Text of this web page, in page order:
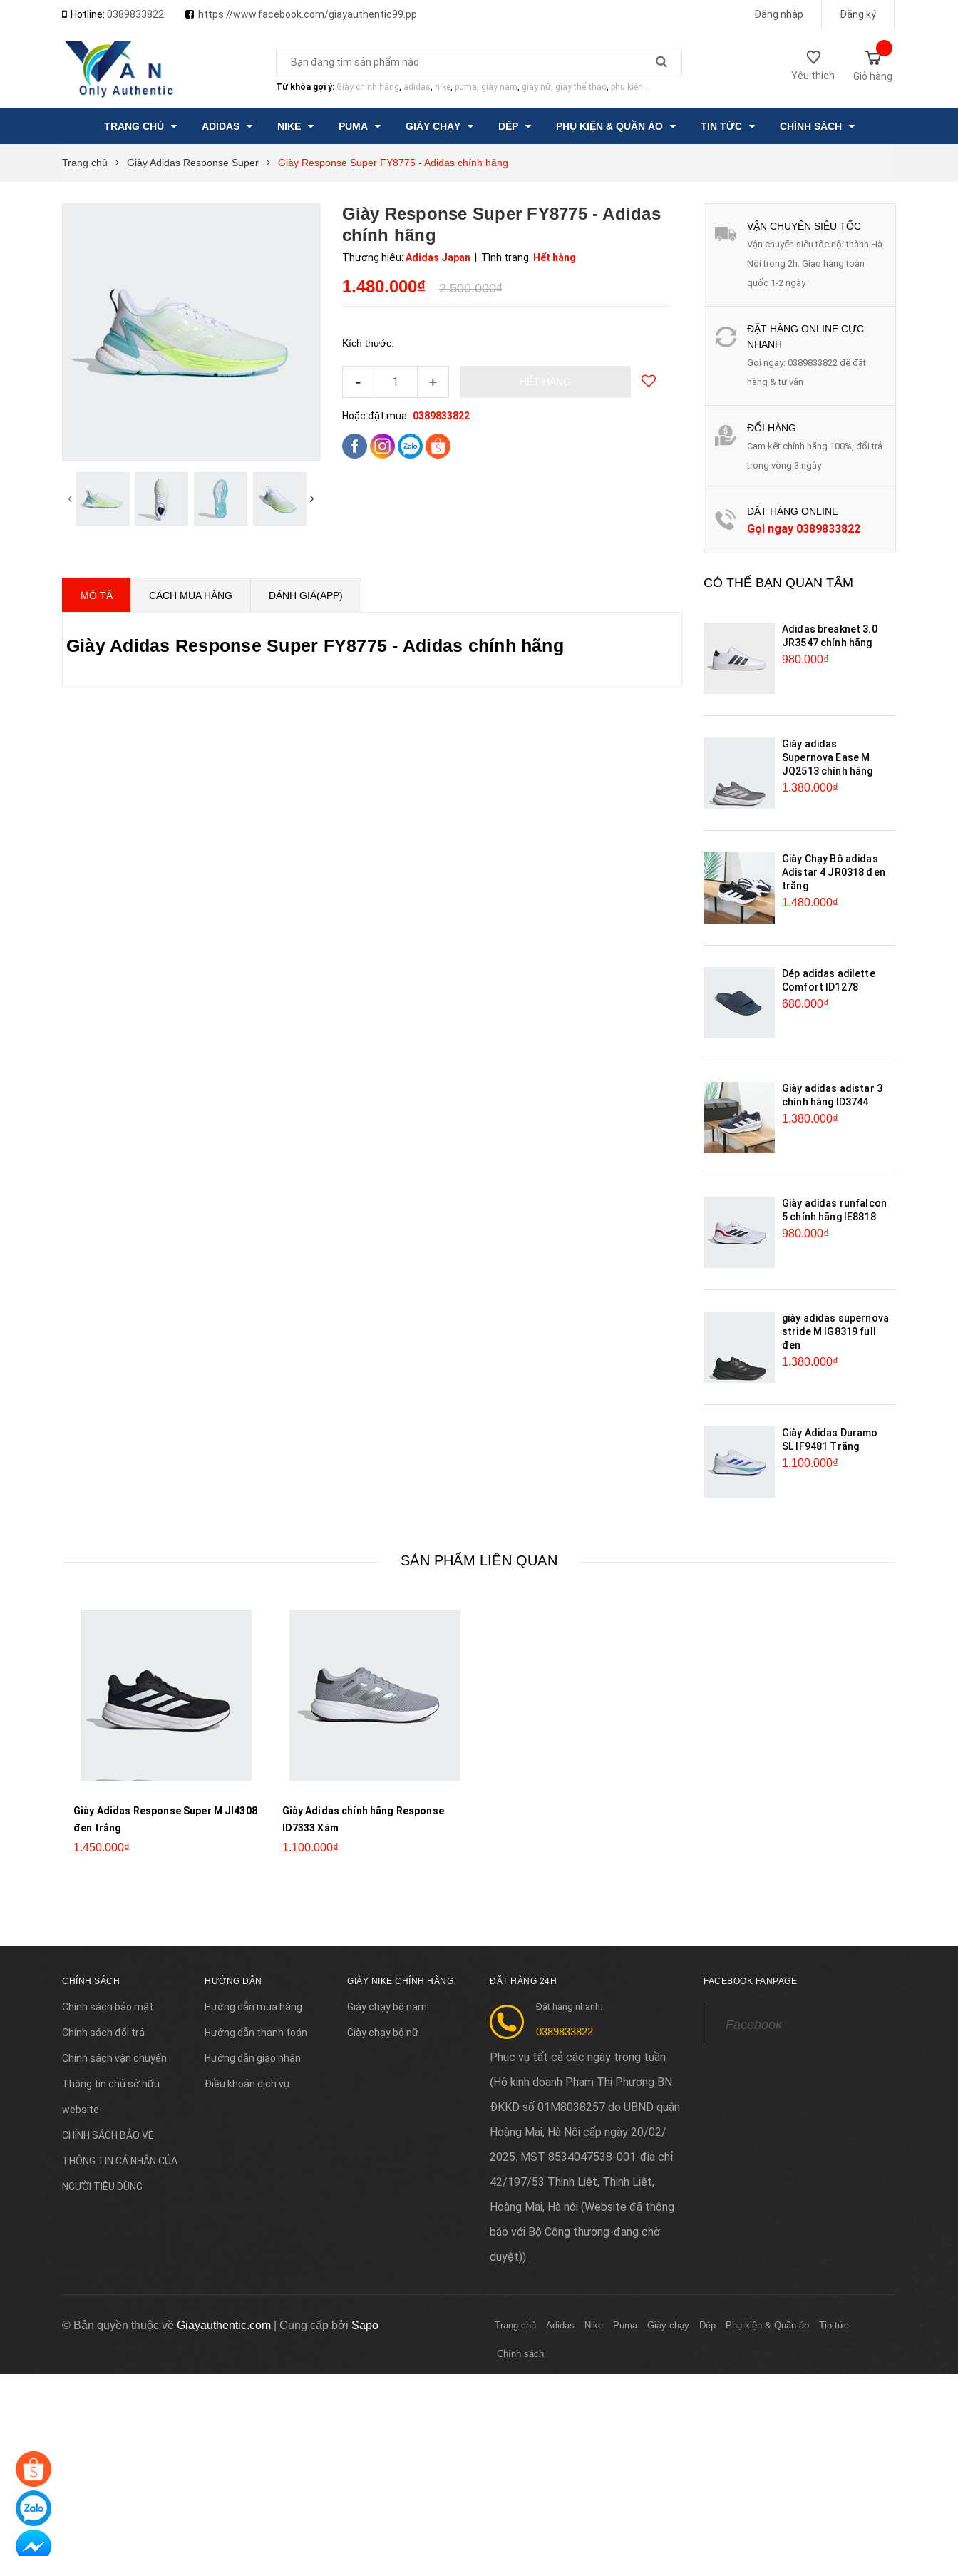
Hotline: 0389833822 https://www.facebook.com/giayauthentic99.pp Đăng nhập Đăng ký
Từ khóa gợi ý: Giày chính hãng, adidas, nike, puma, giày nam, giày nữ, giày thể thao, phụ kiện...
Yêu thích Giỏ hàng
TRANG CHỦ ADIDAS NIKE PUMA GIÀY CHẠY DÉP PHỤ KIỆN & QUẦN ÁO TIN TỨC CHÍNH SÁCH
Trang chủ Giày Adidas Response Super Giày Response Super FY8775 - Adidas chính hãng
Giày Response Super FY8775 - Adidas
chính hãng
Thương hiệu: Adidas Japan | Tình trạng: Hết hàng
1.480.000₫ 2.500.000₫
Kích thước:
- +
Hoặc đặt mua: 0389833822
MÔ TẢ CÁCH MUA HÀNG ĐÁNH GIÁ(APP)
Giày Adidas Response Super FY8775 - Adidas chính hãng
VẬN CHUYỂN SIÊU TỐC
Vận chuyển siêu tốc nội thành Hà
Nội trong 2h. Giao hàng toàn
quốc 1-2 ngày
ĐẶT HÀNG ONLINE CỰC
NHANH
Gọi ngay: 0389833822 để đặt
hàng & tư vấn
ĐỔI HÀNG
Cam kết chính hãng 100%, đổi trả
trong vòng 3 ngày
ĐẶT HÀNG ONLINE
Gọi ngay 0389833822
CÓ THỂ BẠN QUAN TÂM
Adidas breaknet 3.0
JR3547 chính hãng
980.000₫
Giày adidas
Supernova Ease M
JQ2513 chính hãng
1.380.000₫
Giày Chạy Bộ adidas
Adistar 4 JR0318 đen
trắng
1.480.000₫
Dép adidas adilette
Comfort ID1278
680.000₫
Giày adidas adistar 3
chính hãng ID3744
1.380.000₫
Giày adidas runfalcon
5 chính hãng IE8818
980.000₫
giày adidas supernova
stride M IG8319 full
đen
1.380.000₫
Giày Adidas Duramo
SL IF9481 Trắng
1.100.000₫
SẢN PHẨM LIÊN QUAN
Giày Adidas Response Super M JI4308
đen trắng
1.450.000₫
Giày Adidas chính hãng Response
ID7333 Xám
1.100.000₫
CHÍNH SÁCH
Chính sách bảo mật
Chính sách đổi trả
Chính sách vận chuyển
Thông tin chủ sở hữu
website
CHÍNH SÁCH BẢO VỆ
THÔNG TIN CÁ NHÂN CỦA
NGƯỜI TIÊU DÙNG
HƯỚNG DẪN
Hướng dẫn mua hàng
Hướng dẫn thanh toán
Hướng dẫn giao nhận
Điều khoản dịch vụ
GIÀY NIKE CHÍNH HÃNG
Giày chạy bộ nam
Giày chạy bộ nữ
ĐẶT HÀNG 24H
Đặt hàng nhanh:
0389833822
Phục vụ tất cả các ngày trong tuần
(Hộ kinh doanh Phạm Thị Phương BN
ĐKKD số 01M8038257 do UBND quận
Hoàng Mai, Hà Nội cấp ngày 20/02/
2025. MST 8534047538-001-địa chỉ
42/197/53 Thịnh Liệt, Thịnh Liệt,
Hoàng Mai, Hà nội (Website đã thông
báo với Bộ Công thương-đang chờ
duyệt))
FACEBOOK FANPAGE
Facebook
© Bản quyền thuộc về Giayauthentic.com Cung cấp bởi Sapo Trang chủ Adidas Nike Puma Giày chạy Dép Phụ kiện & Quần áo Tin tức
Chính sách